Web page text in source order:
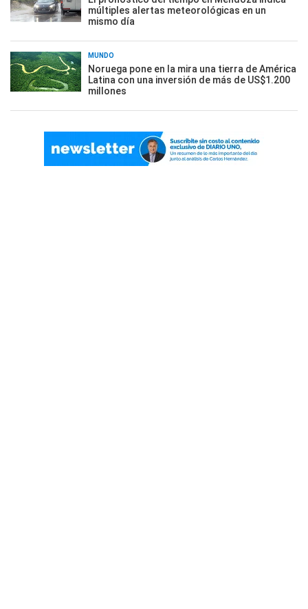
múltiples alertas meteorológicas en un
mismo día
MUNDO
Noruega pone en la mira una tierra de América
Latina con una inversión de más de US$1.200
millones